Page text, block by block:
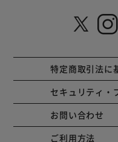
特定商取引法に
セキュリティ・
お問い合わせ
ご利用方法